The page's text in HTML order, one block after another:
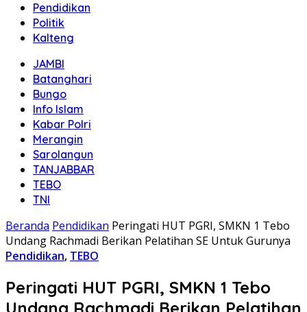
Pendidikan
Politik
Kalteng
JAMBI
Batanghari
Bungo
Info Islam
Kabar Polri
Merangin
Sarolangun
TANJABBAR
TEBO
TNI
Beranda Pendidikan Peringati HUT PGRI, SMKN 1 Tebo
Undang Rachmadi Berikan Pelatihan SE Untuk Gurunya
Pendidikan, TEBO
Peringati HUT PGRI, SMKN 1 Tebo
Undang Rachmadi Berikan Pelatihan